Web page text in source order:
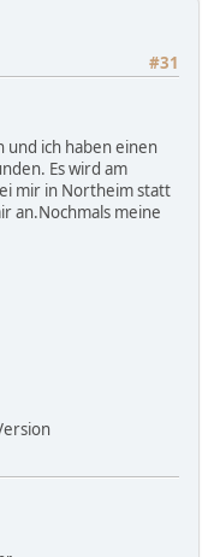
#31
und ich haben einen
Es wird am
mir in Northeim statt
an.Nochmals meine